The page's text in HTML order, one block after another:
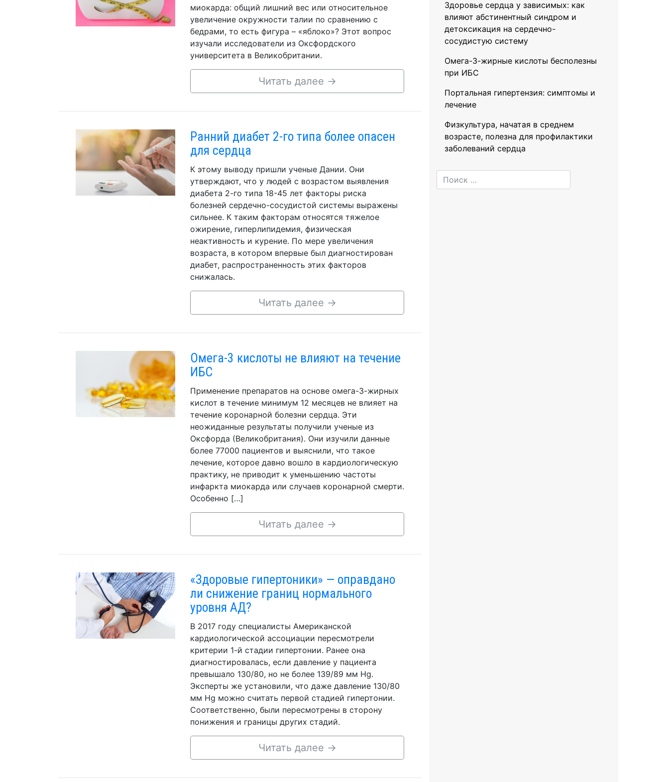
миокарда: общий лишний вес или относительное
увеличение окружности талии по сравнению с
бедрами, то есть фигура – «яблоко»? Этот вопрос
изучали исследователи из Оксфордского
университета в Великобритании.
Читать далее →
Ранний диабет 2-го типа более опасен
для сердца
К этому выводу пришли ученые Дании. Они
утверждают, что у людей с возрастом выявления
диабета 2-го типа 18-45 лет факторы риска
болезней сердечно-сосудистой системы выражены
сильнее. К таким факторам относятся тяжелое
ожирение, гиперлипидемия, физическая
неактивность и курение. По мере увеличения
возраста, в котором впервые был диагностирован
диабет, распространенность этих факторов
снижалась.
Читать далее →
Омега-3 кислоты не влияют на течение
ИБС
Применение препаратов на основе омега-3-жирных
кислот в течение минимум 12 месяцев не влияет на
течение коронарной болезни сердца. Эти
неожиданные результаты получили ученые из
Оксфорда (Великобритания). Они изучили данные
более 77000 пациентов и выяснили, что такое
лечение, которое давно вошло в кардиологическую
практику, не приводит к уменьшению частоты
инфаркта миокарда или случаев коронарной смерти.
Особенно […]
Читать далее →
«Здоровые гипертоники» — оправдано
ли снижение границ нормального
уровня АД?
В 2017 году специалисты Американской
кардиологической ассоциации пересмотрели
критерии 1-й стадии гипертонии. Ранее она
диагностировалась, если давление у пациента
превышало 130/80, но не более 139/89 мм Hg.
Эксперты же установили, что даже давление 130/80
мм Hg можно считать первой стадией гипертонии.
Соответственно, были пересмотрены в сторону
понижения и границы других стадий.
Читать далее →
Здоровье сердца у зависимых: как
влияют абстинентный синдром и
детоксикация на сердечно-
сосудистую систему
Омега-3-жирные кислоты бесполезны
при ИБС
Портальная гипертензия: симптомы и
лечение
Физкультура, начатая в среднем
возрасте, полезна для профилактики
заболеваний сердца